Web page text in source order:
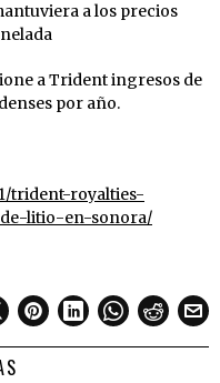
a los precios
a Trident ingresos de
por año.
trident-royalties-
litio-en-sonora/